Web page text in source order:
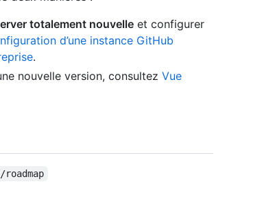
totalement nouvelle et configurer
d’une instance GitHub
.
nouvelle version, consultez Vue